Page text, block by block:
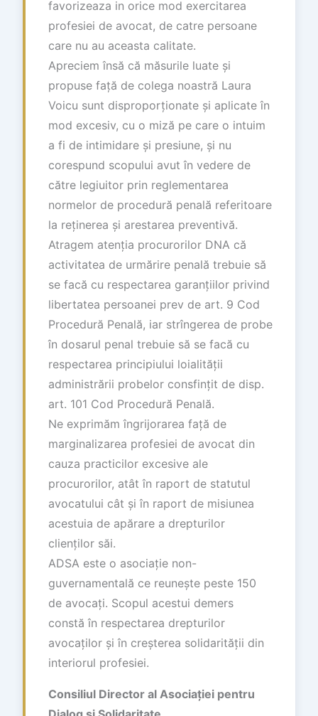
favorizeaza in orice mod exercitarea
profesiei de avocat, de catre persoane
care nu au aceasta calitate.
Apreciem însă că măsurile luate și
propuse față de colega noastră Laura
Voicu sunt disproporționate și aplicate în
mod excesiv, cu o miză pe care o intuim
a fi de intimidare și presiune, și nu
corespund scopului avut în vedere de
către legiuitor prin reglementarea
normelor de procedură penală referitoare
la reținerea și arestarea preventivă.
Atragem atenția procurorilor DNA că
activitatea de urmărire penală trebuie să
se facă cu respectarea garanțiilor privind
libertatea persoanei prev de art. 9 Cod
Procedură Penală, iar strîngerea de probe
în dosarul penal trebuie să se facă cu
respectarea principiului loialității
administrării probelor consfințit de disp.
art. 101 Cod Procedură Penală.
Ne exprimăm îngrijorarea față de
marginalizarea profesiei de avocat din
cauza practicilor excesive ale
procurorilor, atât în raport de statutul
avocatului cât și în raport de misiunea
acestuia de apărare a drepturilor
clienților săi.
ADSA este o asociație non-
guvernamentală ce reunește peste 150
de avocați. Scopul acestui demers
constă în respectarea drepturilor
avocaților și în creșterea solidarității din
interiorul profesiei.
Consiliul Director al Asociației pentru